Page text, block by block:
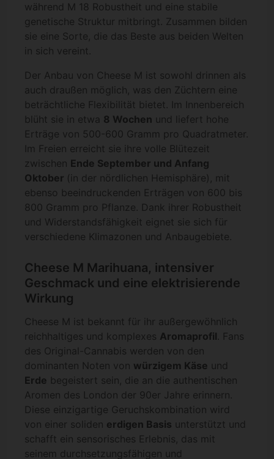
während M 18 Robustheit und eine stabile
genetische Struktur mitbringt. Zusammen bilden
sie eine Sorte, die das Beste aus beiden Welten
in sich vereint.
Der Anbau von Cheese M ist sowohl drinnen als
auch draußen möglich, was den Züchtern eine
beträchtliche Flexibilität bietet. Im Innenbereich
blüht sie in etwa 8 Wochen und liefert hohe
Erträge von 500-600 Gramm pro Quadratmeter.
Im Freien erreicht sie ihre volle Blütezeit
zwischen Ende September und Anfang
Oktober (in der nördlichen Hemisphäre), mit
ebenso beeindruckenden Erträgen von 600 bis
800 Gramm pro Pflanze. Dank ihrer Robustheit
und Widerstandsfähigkeit eignet sie sich für
verschiedene Klimazonen und Anbaugebiete.
Cheese M Marihuana, intensiver
Geschmack und eine elektrisierende
Wirkung
Cheese M ist bekannt für ihr außergewöhnlich
reichhaltiges und komplexes Aromaprofil. Fans
des Original-Cannabis werden von den
dominanten Noten von würzigem Käse und
Erde begeistert sein, die an die authentischen
Aromen des London der 90er Jahre erinnern.
Diese einzigartige Geruchskombination wird
von einer soliden erdigen Basis unterstützt und
schafft ein sensorisches Erlebnis, das mit
seinem durchsetzungsfähigen und